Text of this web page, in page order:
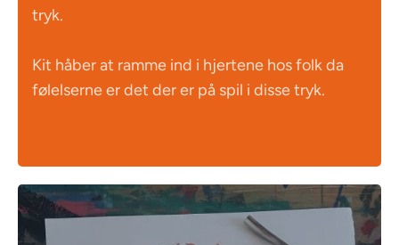
tryk.
Kit håber at ramme ind i hjertene hos folk da
følelserne er det der er på spil i disse tryk.